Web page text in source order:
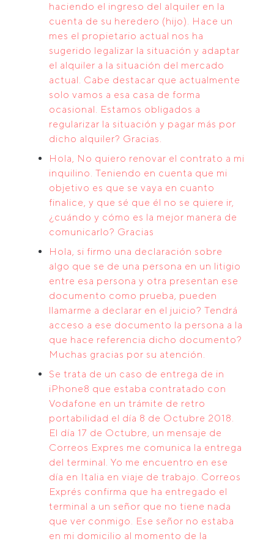
haciendo el ingreso del alquiler en la
cuenta de su heredero (hijo). Hace un
mes el propietario actual nos ha
sugerido legalizar la situación y adaptar
el alquiler a la situación del mercado
actual. Cabe destacar que actualmente
solo vamos a esa casa de forma
ocasional. Estamos obligados a
regularizar la situación y pagar más por
dicho alquiler? Gracias.
Hola, No quiero renovar el contrato a mi
inquilino. Teniendo en cuenta que mi
objetivo es que se vaya en cuanto
finalice, y que sé que él no se quiere ir,
¿cuándo y cómo es la mejor manera de
comunicarlo? Gracias
Hola, si firmo una declaración sobre
algo que se de una persona en un litigio
entre esa persona y otra presentan ese
documento como prueba, pueden
llamarme a declarar en el juicio? Tendrá
acceso a ese documento la persona a la
que hace referencia dicho documento?
Muchas gracias por su atención.
Se trata de un caso de entrega de in
iPhone8 que estaba contratado con
Vodafone en un trámite de retro
portabilidad el día 8 de Octubre 2018.
El día 17 de Octubre, un mensaje de
Correos Expres me comunica la entrega
del terminal. Yo me encuentro en ese
día en Italia en viaje de trabajo. Correos
Exprés confirma que ha entregado el
terminal a un señor que no tiene nada
que ver conmigo. Ese señor no estaba
en mi domicilio al momento de la